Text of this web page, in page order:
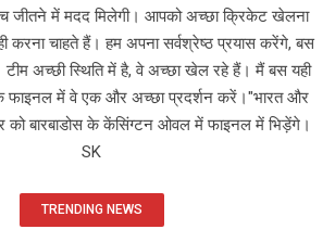
जीतने में मदद मिलेगी। आपको अच्छा क्रिकेट खेलना
करना चाहते हैं। हम अपना सर्वश्रेष्ठ प्रयास करेंगे, बस
अच्छी स्थिति में है, वे अच्छा खेल रहे हैं। मैं बस यही
फाइनल में वे एक और अच्छा प्रदर्शन करें।"भारत और
को बारबाडोस के केंसिंग्टन ओवल में फाइनल में भिड़ेंगे।
SK
TRENDING NEWS